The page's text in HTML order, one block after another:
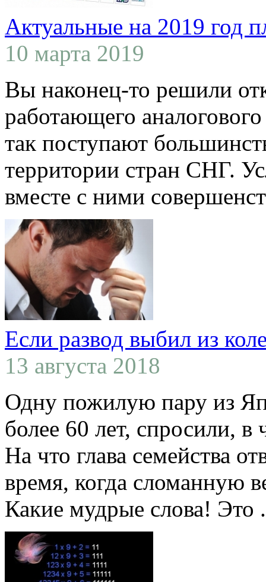
Актуальные на 2019 год
10 марта 2019
Вы наконец-то решили
работающего
так поступают
территории стран СНГ.
вместе с ними
Если развод выбил из
13 августа 2018
Одну пожилую пару из
более 60 лет, спросили,
На что глава семейства
время, когда сломанную
Какие мудрые слова! Это